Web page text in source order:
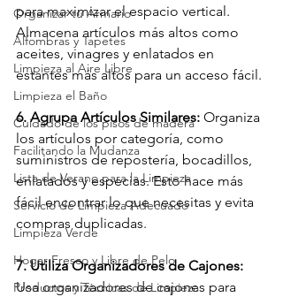
Organizar tu Armario
Alfombras y Tapetes
Limpieza al Aire Libre
Limpieza el Baño
Cuidado de los pisos de madera
Facilitando la Mudanza
Lista de Verano para la Limpieza
Servicio de Limpieza Adecuado
Limpieza Verde
Hogar Fresco y Libre de Pelo
Productos y Técnicas de Limpieza
para maximizar el espacio vertical.
Almacena artículos más altos como
aceites, vinagres y enlatados en
estantes más altos para un acceso fácil.
6. Agrupa Artículos Similares: Organiza
los artículos por categoría, como
suministros de repostería, bocadillos,
enlatados y especias. Esto hace más
fácil encontrar lo que necesitas y evita
compras duplicadas.
7. Utiliza Organizadores de Cajones:
Usa organizadores de cajones para